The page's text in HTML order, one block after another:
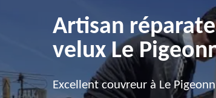
Artisan
velux Le
Excellent couvreur à Le